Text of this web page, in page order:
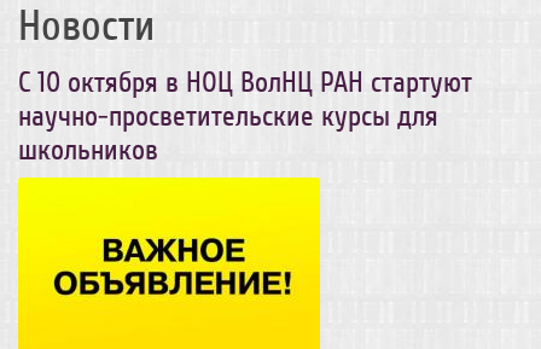
Новости
С 10 октября в НОЦ ВолНЦ РАН стартуют
научно-просветительские курсы для
школьников